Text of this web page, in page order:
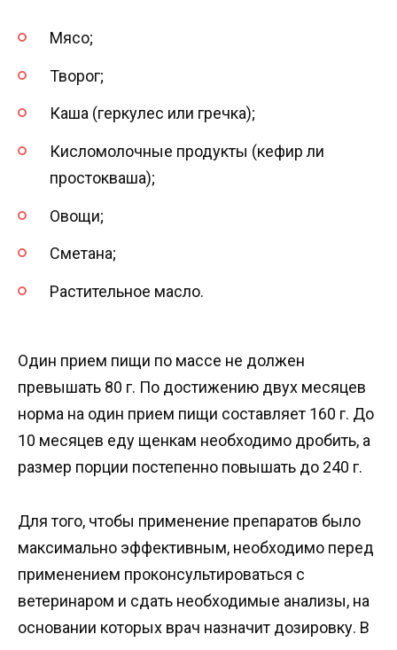
Мясо;
Творог;
Каша (геркулес или гречка);
Кисломолочные продукты (кефир ли
простокваша);
Овощи;
Сметана;
Растительное масло.
Один прием пищи по массе не должен
превышать 80 г. По достижению двух месяцев
норма на один прием пищи составляет 160 г. До
10 месяцев еду щенкам необходимо дробить, а
размер порции постепенно повышать до 240 г.
Для того, чтобы применение препаратов было
максимально эффективным, необходимо перед
применением проконсультироваться с
ветеринаром и сдать необходимые анализы, на
основании которых врач назначит дозировку. В